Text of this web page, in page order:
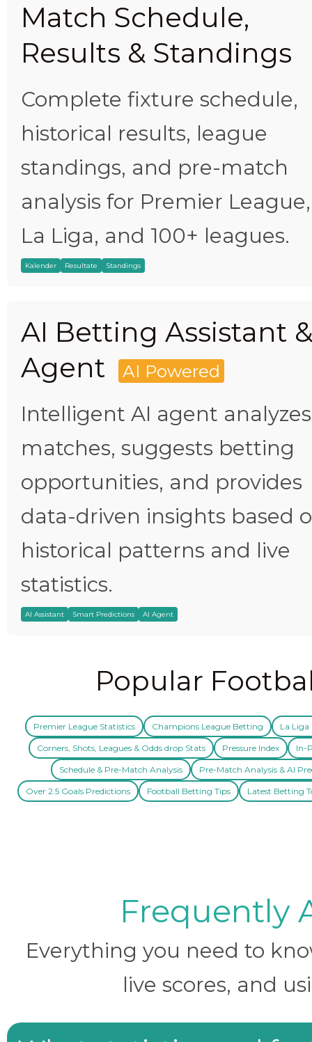
Match Schedule,
Results & Standings
Complete fixture schedule,
historical results, league
standings, and pre-match
analysis for Premier League,
La Liga, and 100+ leagues.
Kalender Resultate Standings
AI Betting Assistant
Agent
AI Powered
Intelligent AI agent analyzes
matches, suggests betting
opportunities, and provides
data-driven insights based
historical patterns and live
statistics.
AI Assistant Smart Predictions AI Agent
Popular
Premier League Statistics Champions League Betting La Liga
Corners, Shots, Leagues & Odds drop Stats Pressure Index In-
Schedule & Pre-Match Analysis Pre-Match Analysis & AI
Over 2.5 Goals Predictions Football Betting Tips Latest Betting
Frequently
Everything you need to
live scores, and